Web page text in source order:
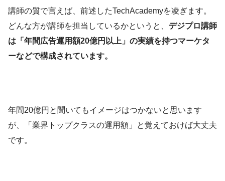
講師の質で言えば、前述したTechAcademyを凌ぎます。
どんな方が講師を担当しているかというと、 デジプロ講師
は「年間広告運用額20億円以上」の実績を持つマーケタ
ーなどで構成されています。
年間20億円と聞いてもイメージはつかないと思います
が、「業界トップクラスの運用額」と覚えておけば大丈夫
です。